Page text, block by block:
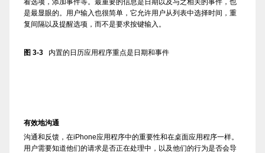
看选项，添加事件等。最重要的信息是日期以及与之相关的事件，也
是最显眼的。用户输入也很简单，它允许用户从列表中选择时间，重
复间隔以及提醒选项，而不是要求按键输入。
图 3-3 内置的日历应用程序重点是日期和事件
有效地沟通
沟通和反馈，在iPhone应用程序中的重要性和在桌面应用程序一样。
用户需要知道他们的请求是否正在处理中，以及他们的行为是否会导